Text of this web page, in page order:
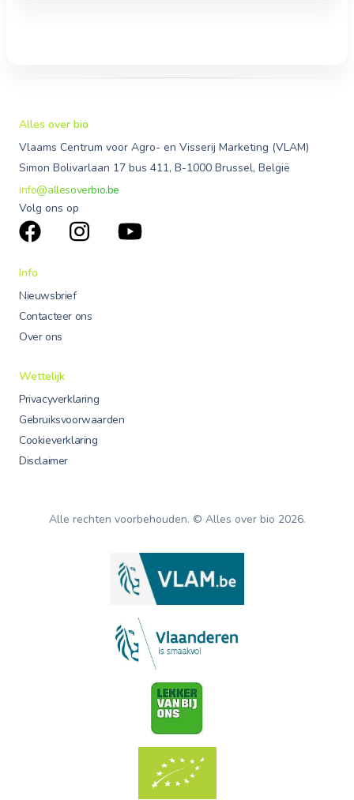
Alles over bio
Vlaams Centrum voor Agro- en Visserij Marketing (VLAM)
Simon Bolivarlaan 17 bus 411, B-1000 Brussel, België
info@allesoverbio.be
Volg ons op
Info
Nieuwsbrief
Contacteer ons
Over ons
Wettelijk
Privacyverklaring
Gebruiksvoorwaarden
Cookieverklaring
Disclaimer
Alle rechten voorbehouden. © Alles over bio 2026.